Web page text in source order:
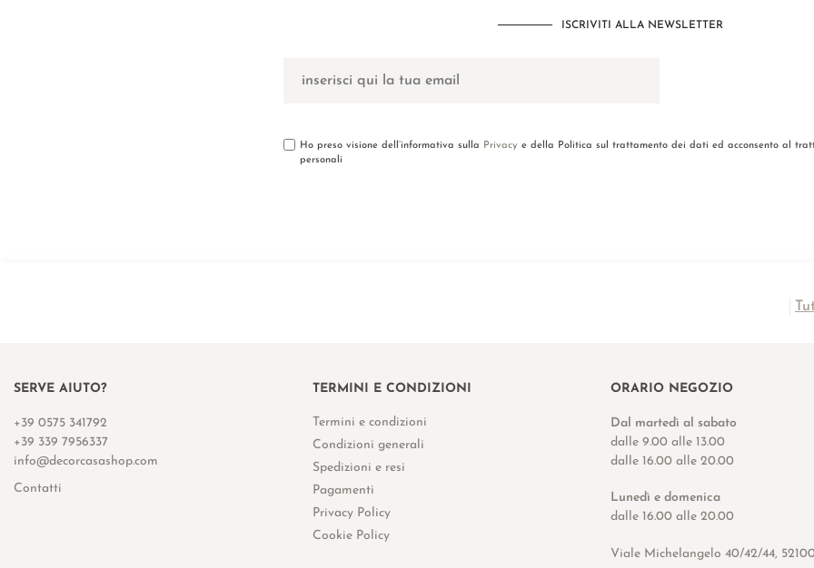
ISCRIVITI ALLA NEWSLETTER
Ho preso visione dell’informativa sulla Privacy e della Politica sul trattamento dei dati ed acconsento al
personali
SERVE AIUTO?
+39 0575 341792
+39 339 7956337
info@decorcasashop.com
Contatti
TERMINI E CONDIZIONI
Termini e condizioni
Condizioni generali
Spedizioni e resi
Pagamenti
Privacy Policy
Cookie Policy
ORARIO NEGOZIO
Dal martedì al sabato
dalle 9.00 alle 13.00
dalle 16.00 alle 20.00
Lunedì e domenica
dalle 16.00 alle 20.00
Viale Michelangelo 40/42/44,